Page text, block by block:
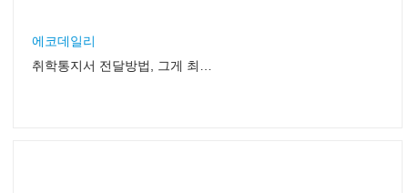
에코데일리